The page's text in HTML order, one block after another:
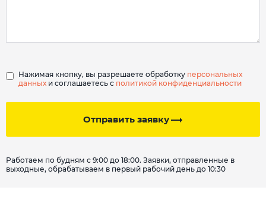
Отправить заявку
Нажимая кнопку, вы разрешаете обработку персональных
данных и соглашаетесь с политикой конфиденциальности
Работаем по будням с 9:00 до 18:00. Заявки, отправленные в
выходные, обрабатываем в первый рабочий день до 10:30